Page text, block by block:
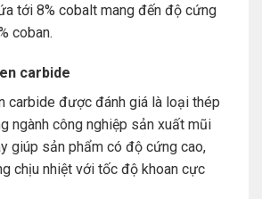
tới 8% cobalt mang đến độ cứng
coban.
carbide
carbide được đánh giá là loại thép
ngành công nghiệp sản xuất mũi
giúp sản phẩm có độ cứng cao,
chịu nhiệt với tốc độ khoan cực